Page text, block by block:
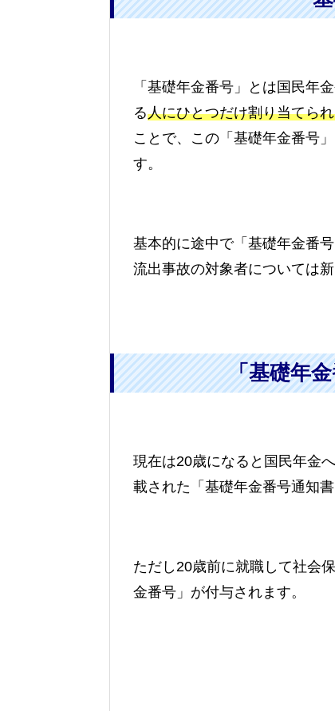
「基礎年金番号」とは国民年
る人にひとつだけ割り当て
ことで、この「基礎年金番号
す。
基本的に途中で「基礎年金番
流出事故の対象者については
「基礎年
現在は20歳になると国民年金
載された「基礎年金番号通知
ただし20歳前に就職して社会
金番号」が付与されます。